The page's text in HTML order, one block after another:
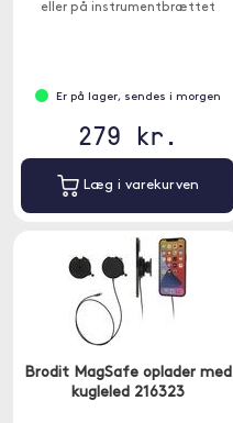
eller på instrumentbrættet
Er på lager, sendes i morgen
279 kr.
Læg i varekurven
Brodit MagSafe oplader med
kugleled 216323